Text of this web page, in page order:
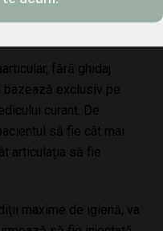
fără ghidaj
exclusiv pe
curant. De
să fie cât mai
articulația să fie
maxime de igienă, va